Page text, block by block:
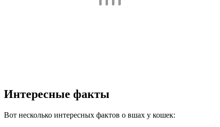
Интересные факты
Вот несколько интересных фактов о вшах у кошек: